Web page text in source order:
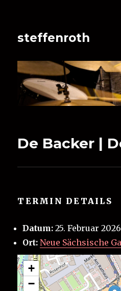
steffenroth
De Backer |
TERMIN DETAILS
Datum: 25. Februar
Ort: Neue Sächsische
+
−